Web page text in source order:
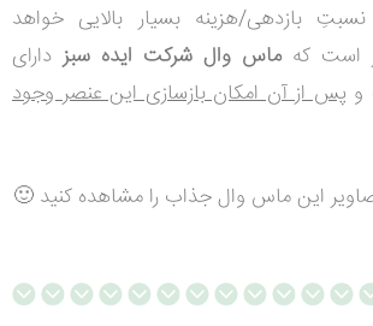
بازدهی/هزینه بسیار بالایی خواهد
است کهماس وال شرکت ایده سبزدارای
و پس از آن امکان بازسازی این عنصر وجود
این ماس وال جذاب را مشاهده کنید 🙂